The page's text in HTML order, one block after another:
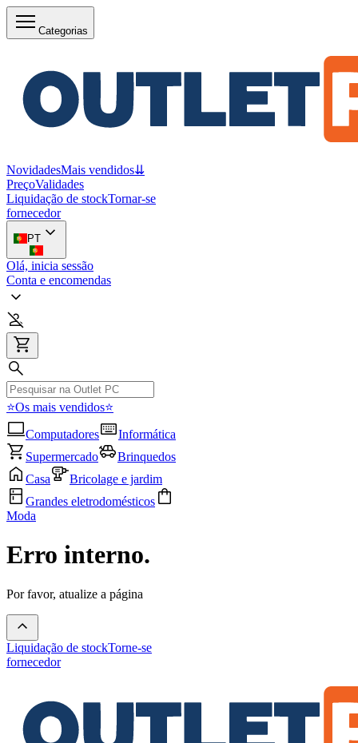
Categorias
NovidadesMais vendidos⇊
PreçoValidades
Liquidação de stockTornar-se
fornecedor
PT
Olá, inicia sessão
Conta e encomendas
⭐Os mais vendidos⭐
Computadores
Informática
Supermercado
Brinquedos
Casa
Bricolage e jardim
Grandes eletrodomésticos
Moda
Erro interno.
Por favor, atualize a página
Liquidação de stockTorne-se
fornecedor